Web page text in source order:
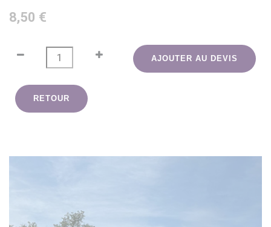
8,50 €
AJOUTER AU DEVIS
RETOUR